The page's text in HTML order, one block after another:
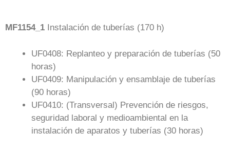
MF1154_1 Instalación de tuberías (170 h)
UF0408: Replanteo y preparación de tuberías (50
horas)
UF0409: Manipulación y ensamblaje de tuberías
(90 horas)
UF0410: (Transversal) Prevención de riesgos,
seguridad laboral y medioambiental en la
instalación de aparatos y tuberías (30 horas)